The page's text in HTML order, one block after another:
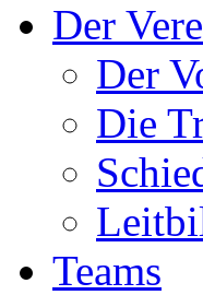
Der
Der
Die
Teams